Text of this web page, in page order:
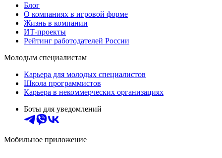
Блог
О компаниях в игровой форме
Жизнь в компании
ИТ-проекты
Рейтинг работодателей России
Молодым специалистам
Карьера для молодых специалистов
Школа программистов
Карьера в некоммерческих организациях
Боты для уведомлений
Мобильное приложение